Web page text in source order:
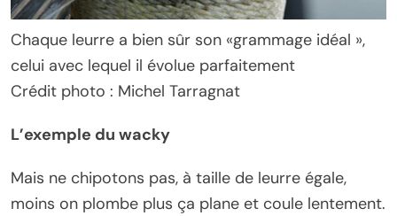
Chaque leurre a bien sûr son «grammage idéal »,
celui avec lequel il évolue parfaitement
Crédit photo : Michel Tarragnat
L’exemple du wacky
Mais ne chipotons pas, à taille de leurre égale,
moins on plombe plus ça plane et coule lentement.